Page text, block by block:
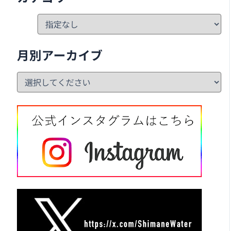
月別アーカイブ